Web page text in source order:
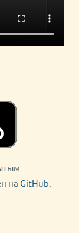
на GitHub.